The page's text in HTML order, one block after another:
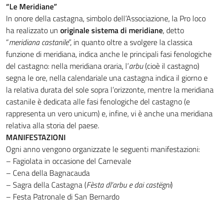
“Le Meridiane”
In onore della castagna, simbolo dell’Associazione, la Pro loco
ha realizzato un originale sistema di meridiane, detto
“meridiana castanile”, in quanto oltre a svolgere la classica
funzione di meridiana, indica anche le principali fasi fenologiche
del castagno: nella meridiana oraria, l’arbu(cioè il castagno)
segna le ore, nella calendariale una castagna indica il giorno e
la relativa durata del sole sopra l’orizzonte, mentre la meridiana
castanile è dedicata alle fasi fenologiche del castagno (e
rappresenta un vero unicum) e, infine, vi è anche una meridiana
relativa alla storia del paese.
MANIFESTAZIONI
Ogni anno vengono organizzate le seguenti manifestazioni:
– Fagiolata in occasione del Carnevale
– Cena della Bagnacauda
– Sagra della Castagna (Fèsta dl’arbu e dai castëgni)
– Festa Patronale di San Bernardo